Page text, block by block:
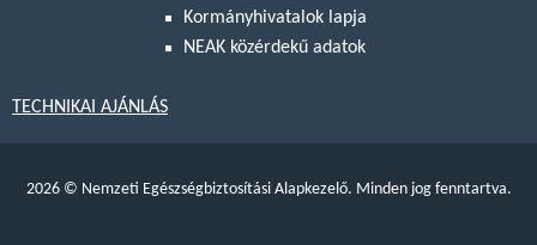
Kormányhivatalok lapja
NEAK közérdekű adatok
TECHNIKAI AJÁNLÁS
2026 © Nemzeti Egészségbiztosítási Alapkezelő. Minden jog fenntartva.